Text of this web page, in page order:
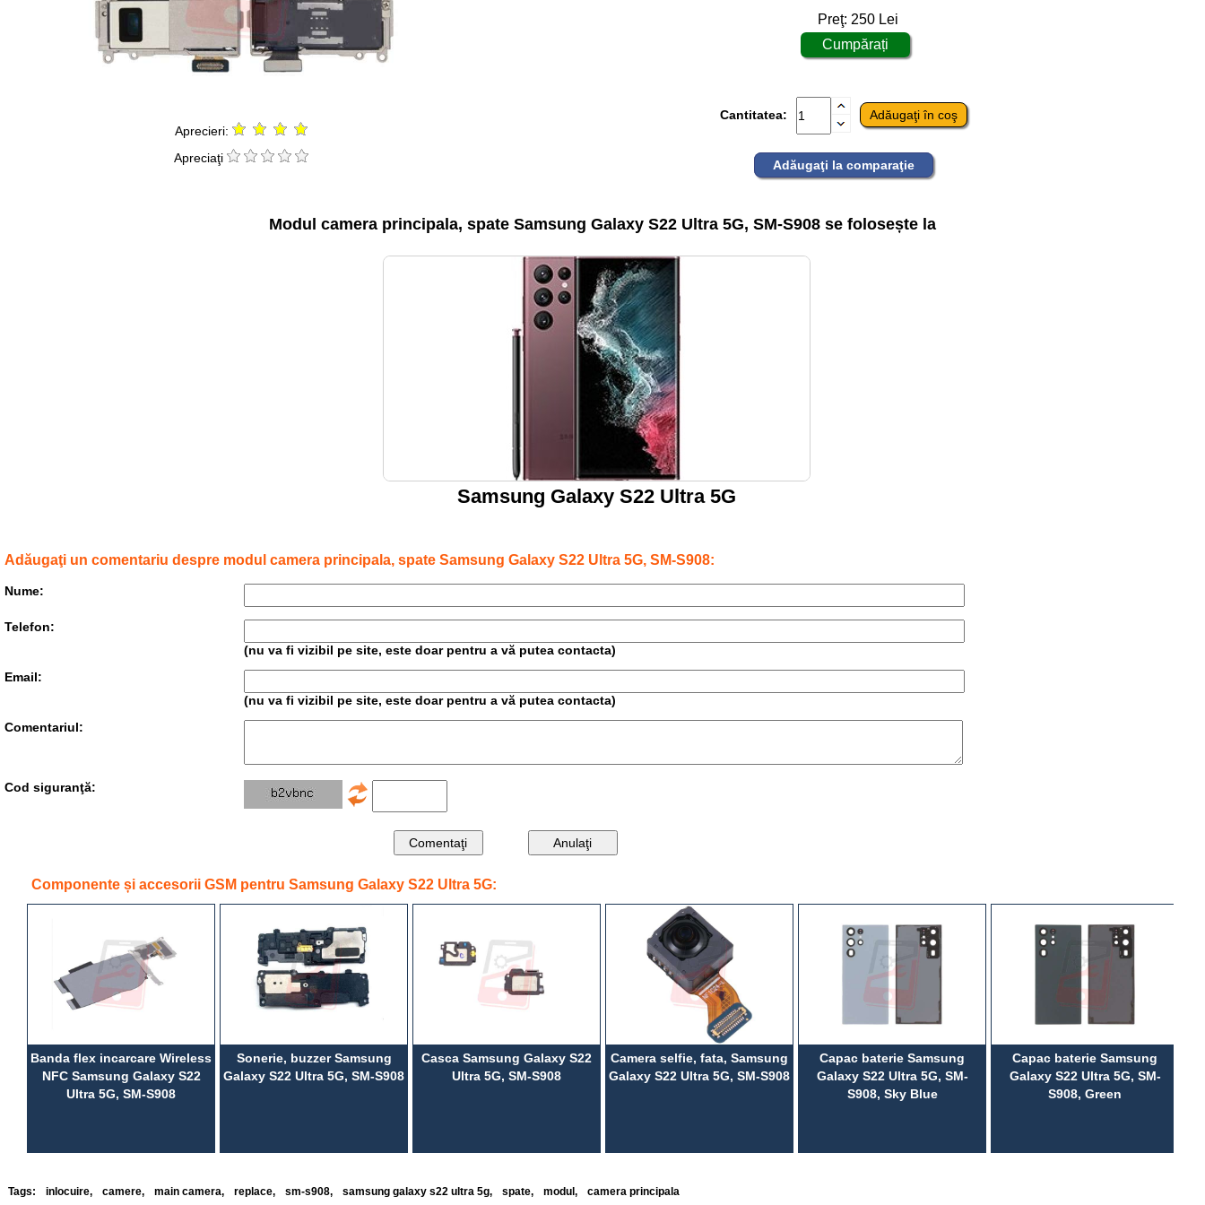
Aprecieri:
Apreciaţi
Preţ: 250Lei
Cantitatea:
Adăugaţi la comparaţie
Modul camera principala, spate Samsung Galaxy S22 Ultra 5G, SM-S908 se folosește la
Samsung Galaxy S22 Ultra 5G
Adăugaţi un comentariu despre modul camera principala, spate Samsung Galaxy S22 Ultra 5G, SM-S908:
Nume:
Telefon:
(nu va fi vizibil pe site, este doar pentru a vă putea contacta)
Email:
(nu va fi vizibil pe site, este doar pentru a vă putea contacta)
Comentariul:
Cod siguranţă:
Componente și accesorii GSM pentru Samsung Galaxy S22 Ultra 5G:
Banda flex incarcare Wireless
NFC Samsung Galaxy S22
Ultra 5G, SM-S908
Sonerie, buzzer Samsung
Galaxy S22 Ultra 5G, SM-S908
Casca Samsung Galaxy S22
Ultra 5G, SM-S908
Camera selfie, fata, Samsung
Galaxy S22 Ultra 5G, SM-S908
Capac baterie Samsung
Galaxy S22 Ultra 5G, SM-
S908, Sky Blue
Capac baterie Samsung
Galaxy S22 Ultra 5G, SM-
S908, Green
Tags: inlocuire, camere, main camera, replace, sm-s908, samsung galaxy s22 ultra 5g, spate, modul, camera principala